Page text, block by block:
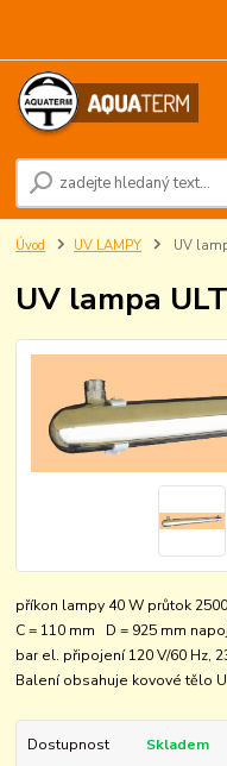
Úvod UV LAMPY UV
UV lampa
příkon lampy 40 W průtok
C = 110 mm D = 925 mm
bar el. připojení 120 V/60 Hz,
Balení obsahuje kovové tělo
Dostupnost
Skladem